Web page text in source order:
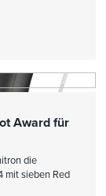
Award für
die
mit sieben Red